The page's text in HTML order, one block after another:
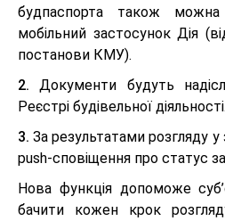
будпаспорта також
мобільний застосунок Дія
постанови КМУ).
2. Документи будуть
Реєстрі будівельної діяльності.
3. За результатами розгляду у
push-сповіщення про статус
Нова функція допоможе
бачити кожен крок